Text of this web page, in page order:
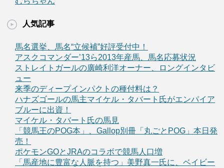
人気記事
馬名選挙、馬名“立候補”好評受付中！
アスクコマンダー’13ら2013年産馬、馬名応募状況
ストレイトガールの廣崎利洋オーナー、ロングインタビ
ュー
来季のディープインパクトの種付料は？
ハナズゴールの馬主マイケル・タバート氏がエンパイア
ブルーに出資！
マイケル・タバート氏の馬見
「競馬王のPOG本」、Gallop別冊「丸ごとPOG」本日発
売！
ポケモンGOとJRAのコラボで競馬人口増
「馬産地に豊富な人脈を持つ」美野真一氏に、ベイビー